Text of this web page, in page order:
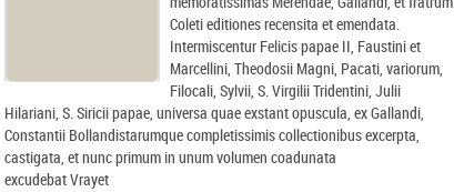
Coleti editiones recensita et emendata.
Intermiscentur Felicis papae II, Faustini et
Marcellini, Theodosii Magni, Pacati, variorum,
Filocali, Sylvii, S. Virgilii Tridentini, Julii
Hilariani, S. Siricii papae, universa quae exstant opuscula, ex Gallandi,
Constantii Bollandistarumque completissimis collectionibus excerpta,
castigata, et nunc primum in unum volumen coadunata
excudebat Vrayet